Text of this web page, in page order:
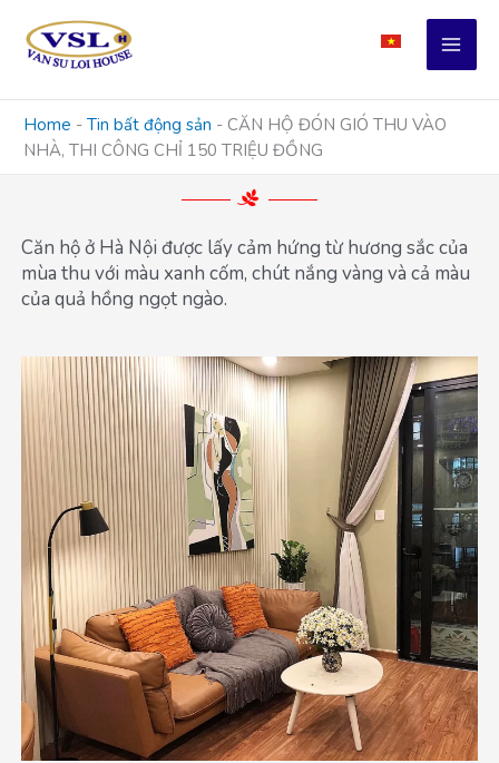
content
Home - Tin bất động sản - CĂN HỘ ĐÓN GIÓ THU VÀO
NHÀ, THI CÔNG CHỈ 150 TRIỆU ĐỒNG
Căn hộ ở Hà Nội được lấy cảm hứng từ hương sắc của
mùa thu với màu xanh cốm, chút nắng vàng và cả màu
của quả hồng ngọt ngào.